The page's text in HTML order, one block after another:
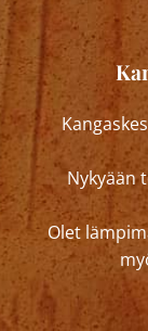
Nykyään
Olet